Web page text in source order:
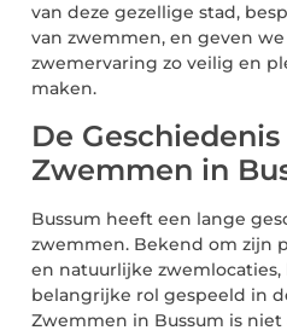
van deze gezellige stad,
van zwemmen, en geven
zwemervaring zo veilig en
maken.
De Geschiedenis
Zwemmen in
Bussum heeft een lange
zwemmen. Bekend om zijn
en natuurlijke
belangrijke rol gespeeld in
Zwemmen in Bussum is